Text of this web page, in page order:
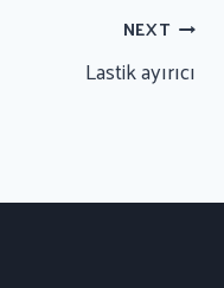
NEXT
Lastik ayırıcı